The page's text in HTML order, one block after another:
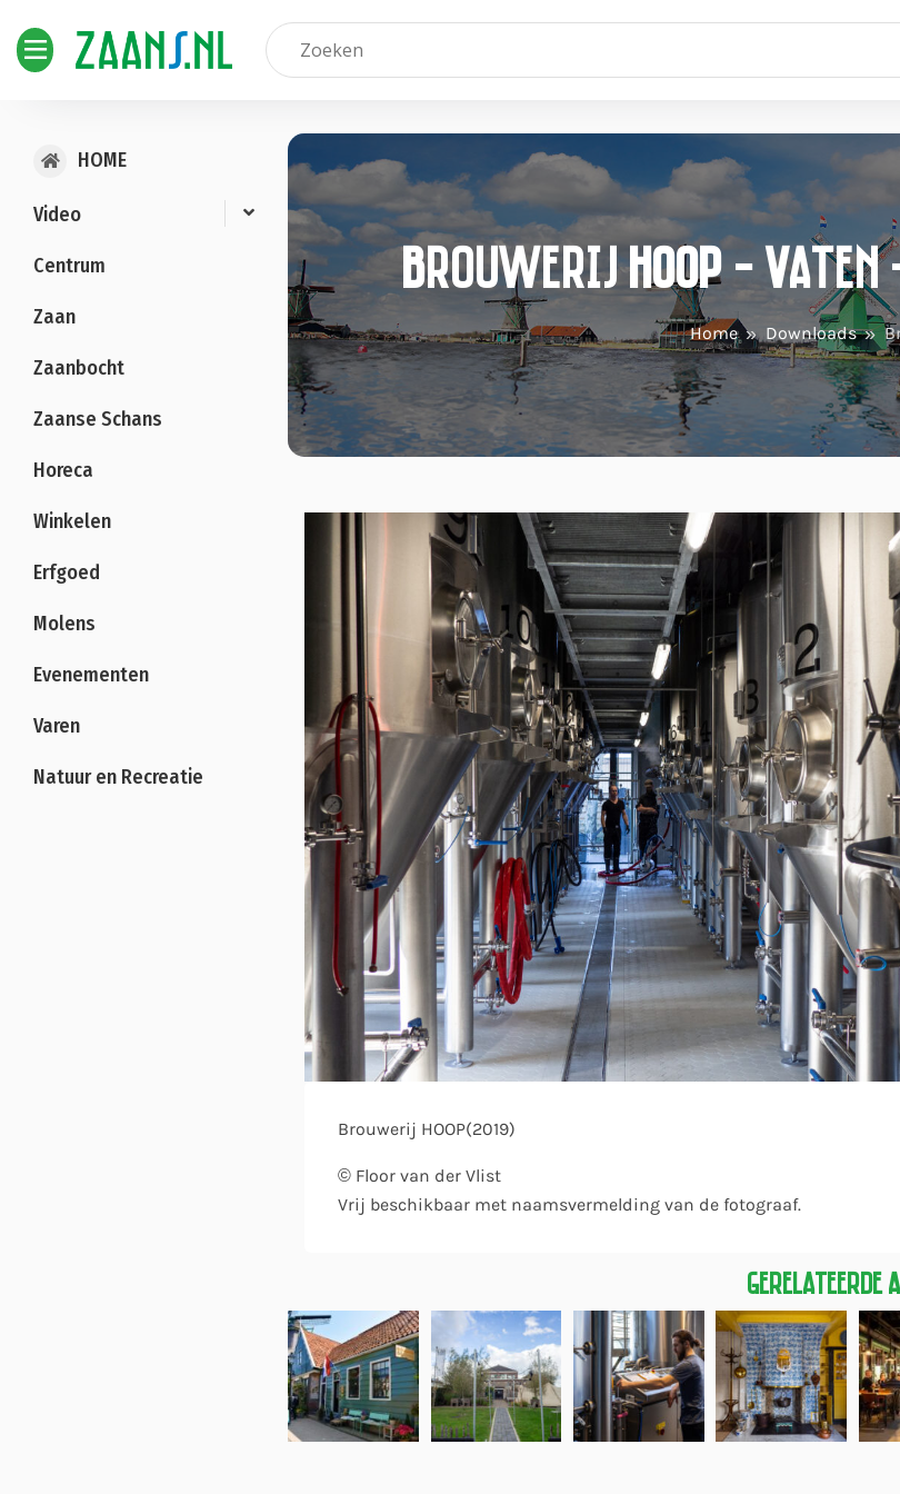
HOME
Video
Centrum
Zaan
Zaanbocht
Zaanse Schans
Horeca
Winkelen
Erfgoed
Molens
Evenementen
Varen
Natuur en Recreatie
Brouwerij HOOP -
Home Downloads
Brouwerij HOOP(2019)
© Floor van der Vlist
Vrij beschikbaar met naamsvermelding van de fotograaf.
Gerelateerde